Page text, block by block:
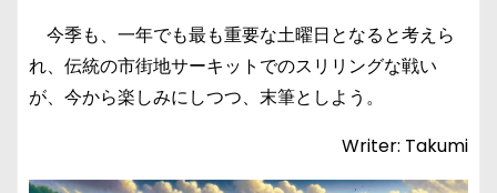
今季も、一年でも最も重要な土曜日となると考えら
れ、伝統の市街地サーキットでのスリリングな戦い
が、今から楽しみにしつつ、末筆としよう。
Writer: Takumi